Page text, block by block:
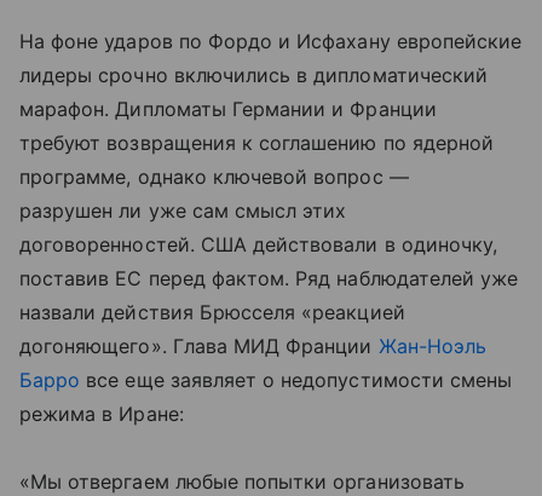
На фоне ударов по Фордо и Исфахану европейские
лидеры срочно включились в дипломатический
марафон. Дипломаты Германии и Франции
требуют возвращения к соглашению по ядерной
программе, однако ключевой вопрос —
разрушен ли уже сам смысл этих
договоренностей. США действовали в одиночку,
поставив ЕС перед фактом. Ряд наблюдателей уже
назвали действия Брюсселя «реакцией
догоняющего». Глава МИД Франции Жан-Ноэль
Барро все еще заявляет о недопустимости смены
режима в Иране:
«Мы отвергаем любые попытки организовать